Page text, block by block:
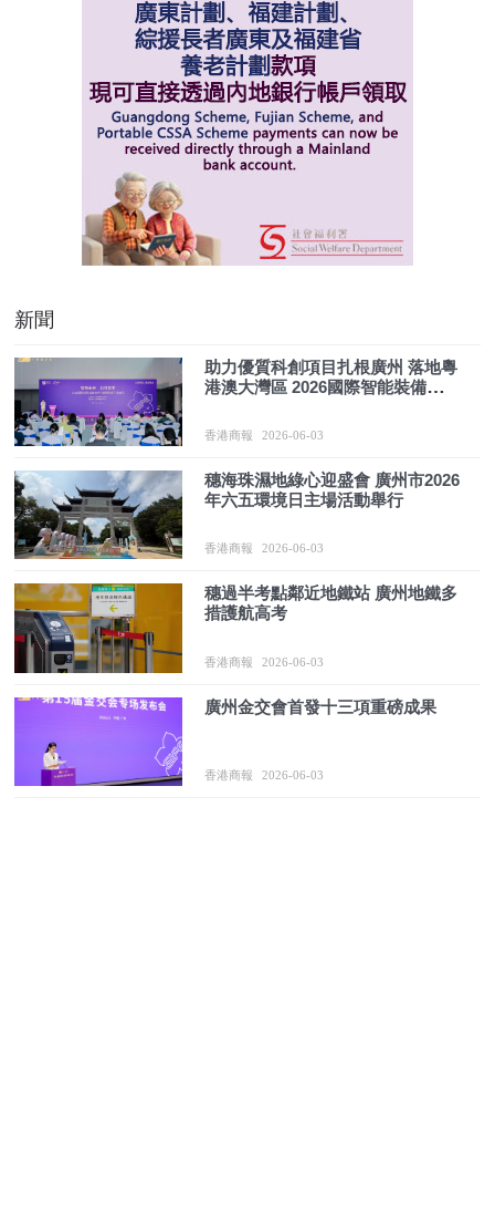
新聞
助力優質科創項目扎根廣州 落地粵
港澳大灣區 2026國際智能裝備技術
香港商報 2026-06-03
穗海珠濕地綠心迎盛會 廣州市2026
年六五環境日主場活動舉行
香港商報 2026-06-03
穗過半考點鄰近地鐵站 廣州地鐵多
措護航高考
香港商報 2026-06-03
廣州金交會首發十三項重磅成果
香港商報 2026-06-03